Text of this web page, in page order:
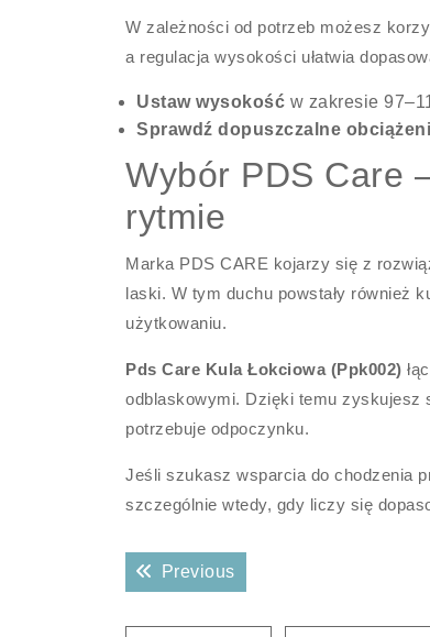
W zależności od potrzeb możesz
a regulacja wysokości ułatwia
Ustaw wysokość w zakresie
Sprawdź dopuszczalne
Wybór PDS Care
rytmie
Marka PDS CARE kojarzy się z
laski. W tym duchu powstały również
użytkowaniu.
Pds Care Kula Łokciowa (Ppk002)
odblaskowymi. Dzięki temu zyskujesz
potrzebuje odpoczynku.
Jeśli szukasz wsparcia do chodzenia
szczególnie wtedy, gdy liczy się
Nawigacja
wpisu
PreviousPrevious post: